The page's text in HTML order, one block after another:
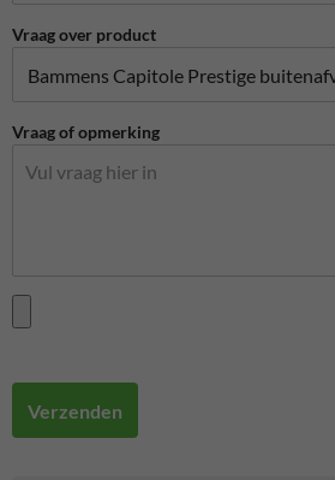
Vraag over product
Vraag of opmerking
Verzenden